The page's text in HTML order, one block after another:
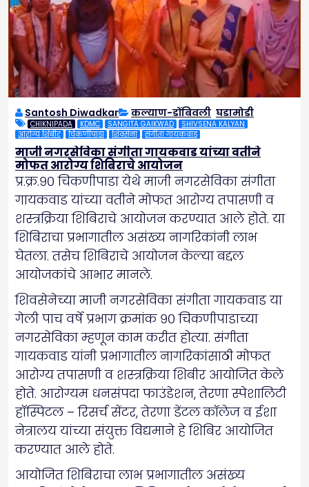
Santosh Diwadkar कल्याण-डोंबिवली घडामोडी
CHIKNIPADA KDMC SANGITA GAIKWAD
SHIVSENA KALYAN
आरोग्य शिबीर
चिकणीपाडा शिवसेना संगीता गायकवाड
माजी नगरसेविका संगीता गायकवाड यांच्या वतीने
मोफत आरोग्य शिबिराचे आयोजन
प्र.क्र.९० चिकणीपाडा येथे माजी नगरसेविका संगीता
गायकवाड यांच्या वतीने मोफत आरोग्य तपासणी व
शस्त्रक्रिया शिबिराचे आयोजन करण्यात आले होते. या
शिबिराचा प्रभागातील असंख्य नागरिकांनी लाभ
घेतला. तसेच शिबिराचे आयोजन केल्या बद्दल
आयोजकांचे आभार मानले.
शिवसेनेच्या माजी नगरसेविका संगीता गायकवाड या
गेली पाच वर्षे प्रभाग क्रमांक ९० चिकणीपाडाच्या
नगरसेविका म्हणून काम करीत होत्या. संगीता
गायकवाड यांनी प्रभागातील नागरिकांसाठी मोफत
आरोग्य तपासणी व शस्त्रक्रिया शिबीर आयोजित केले
होते. आरोग्यम धनसंपदा फाउंडेशन, तेरणा स्पेशालिटी
हॉस्पिटल – रिसर्च सेंटर, तेरणा डेंटल कॉलेज व ईशा
नेत्रालय यांच्या संयुक्त विद्यमाने हे शिबिर आयोजित
करण्यात आले होते.
आयोजित शिबिराचा लाभ प्रभागातील असंख्य